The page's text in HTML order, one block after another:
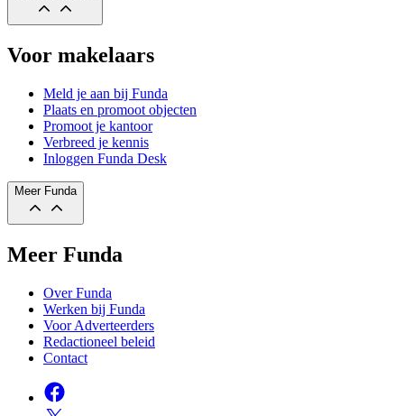
Voor makelaars
Meld je aan bij Funda
Plaats en promoot objecten
Promoot je kantoor
Verbreed je kennis
Inloggen Funda Desk
Meer Funda
Meer Funda
Over Funda
Werken bij Funda
Voor Adverteerders
Redactioneel beleid
Contact